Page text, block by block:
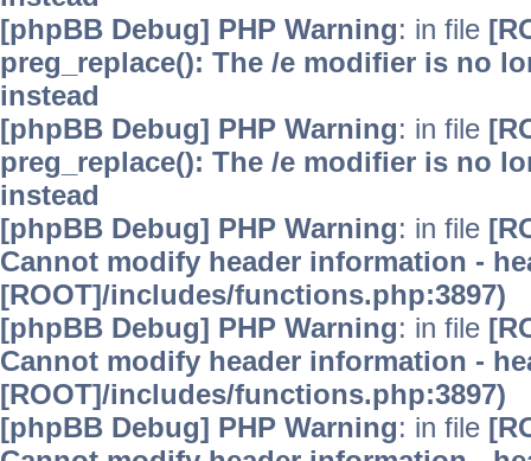
[phpBB Debug] PHP Warning: in file
preg_replace(): The /e modifier is no
instead
[phpBB Debug] PHP Warning: in file
preg_replace(): The /e modifier is no
instead
[phpBB Debug] PHP Warning: in file
Cannot modify header information -
[ROOT]/includes/functions.php:3897)
[phpBB Debug] PHP Warning: in file
Cannot modify header information -
[ROOT]/includes/functions.php:3897)
[phpBB Debug] PHP Warning: in file